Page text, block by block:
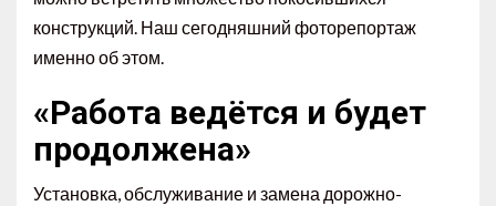
конструкций. Наш сегодняшний фоторепортаж
именно об этом.
«Работа ведётся и будет
продолжена»
Установка, обслуживание и замена дорожно-